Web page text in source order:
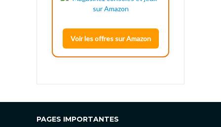
Voir les offres sur Amazon
PAGES IMPORTANTES